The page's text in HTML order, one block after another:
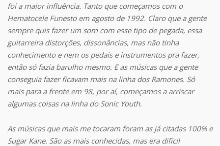
foi a maior influência. Tanto que começamos com o
Hematocele Funesto em agosto de 1992. Claro que a gente
sempre quis fazer um som com esse tipo de pegada, essa
guitarreira distorções, dissonâncias, mas não tinha
conhecimento e nem os pedais e instrumentos pra fazer,
então só fazia barulho mesmo. E as músicas que a gente
conseguia fazer ficavam mais na linha dos Ramones. Só
mais para a frente em 98, por aí, começamos a arriscar
algumas coisas na linha do Sonic Youth.
As músicas que mais me tocaram foram as já citadas 100% e
Sugar Kane. São as mais conhecidas, mas era difícil